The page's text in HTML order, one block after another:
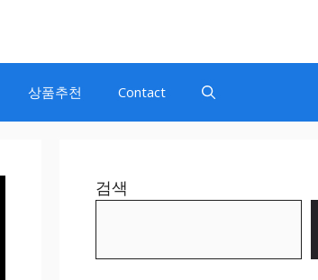
상품추천 Contact
검색